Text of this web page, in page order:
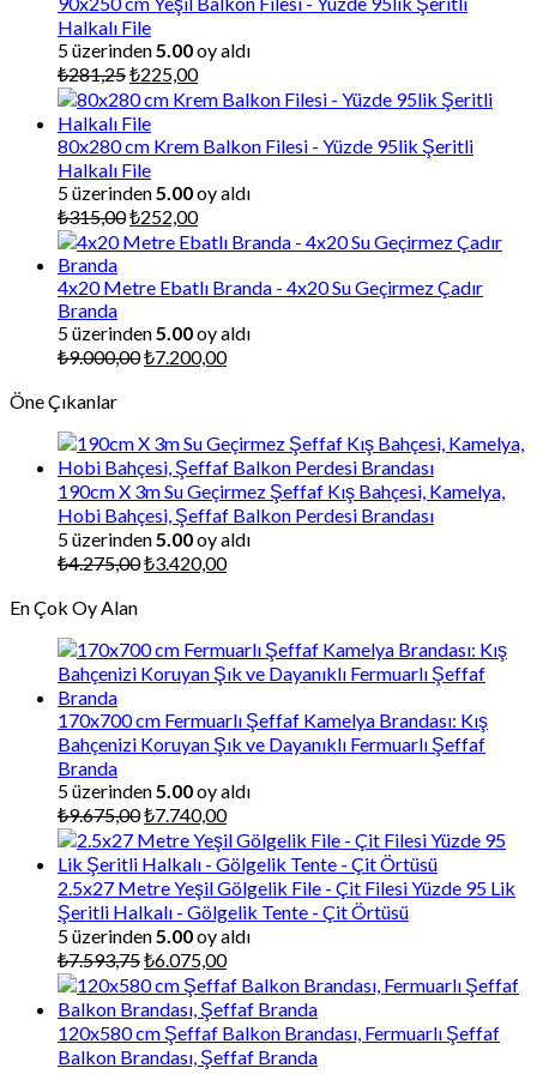
Halkalı File
5 üzerinden 5.00oy aldı
₺281,25Orijinal
fiyat:
₺281,25.
₺225,00Şu
andaki
₺225,00.
80x280 cm Krem Balkon Filesi - Yüzde 95lik Şeritli
Halkalı File
5 üzerinden 5.00oy aldı
₺315,00Orijinal
fiyat:
₺252,00Şu
andaki
₺252,00.
4x20 Metre Ebatlı Branda - 4x20 Su Geçirmez Çadır
Branda
5 üzerinden 5.00oy aldı
₺9.000,00Orijinal
₺7.200,00Şu
Öne Çıkanlar
190cm X 3m Su Geçirmez Şeffaf Kış Bahçesi, Kamelya,
Hobi Bahçesi, Şeffaf Balkon Perdesi Brandası
5 üzerinden 5.00oy aldı
₺4.275,00Orijinal
₺3.420,00Şu
En Çok Oy Alan
170x700 cm Fermuarlı Şeffaf Kamelya Brandası: Kış
Bahçenizi Koruyan Şık ve Dayanıklı Fermuarlı Şeffaf
Branda
5 üzerinden 5.00oy aldı
₺9.675,00Orijinal
fiyat:
₺9.675,00.
₺7.740,00Şu
andaki
fiyat:
₺7.740,00.
2.5x27 Metre Yeşil Gölgelik File - Çit Filesi Yüzde 95 Lik
Şeritli Halkalı - Gölgelik Tente - Çit Örtüsü
5 üzerinden 5.00oy aldı
₺7.593,75Orijinal
fiyat:
₺7.593,75.
₺6.075,00Şu
andaki
fiyat:
₺6.075,00.
120x580 cm Şeffaf Balkon Brandası, Fermuarlı Şeffaf
Balkon Brandası, Şeffaf Branda